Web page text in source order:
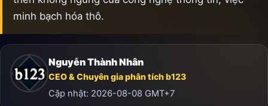
minh bạch hóa thô.
Nguyễn Thành Nhân
CEO & Chuyên gia phân tích b123
Cập nhật: 2026-08-08 GMT+7